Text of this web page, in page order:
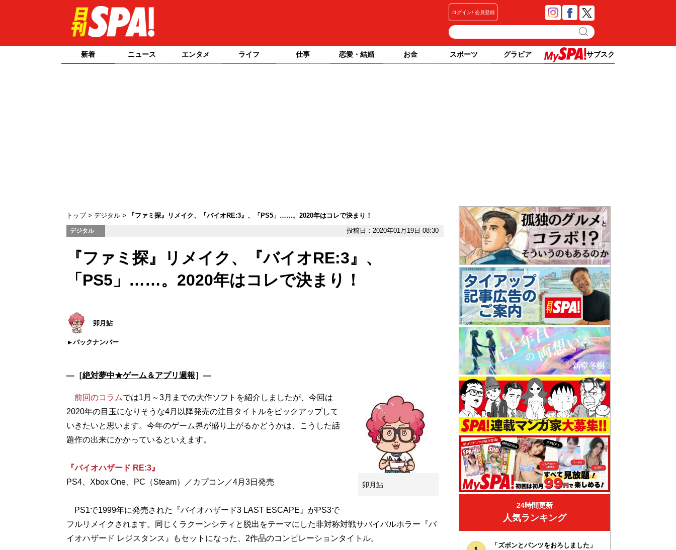
ログイン 会員登録
新着 ニュース エンタメ ライフ 仕事 恋愛・結婚 お金 スポーツ グラビア サブスク
トップ デジタル 『ファミ探』リメイク、『バイオRE:3』、「PS5」……。2020年はコレで決まり！
デジタル 投稿日：2020年01月19日 08:30
『ファミ探』リメイク、『バイオRE:3』、
「PS5」……。2020年はコレで決まり！
卯月鮎
バックナンバー
―［絶対夢中★ゲーム＆アプリ週報］―
卯月鮎
前回のコラムでは1月～3月までの大作ソフトを紹介しましたが、今回は
2020年の目玉になりそうな4月以降発売の注目タイトルをピックアップして
いきたいと思います。今年のゲーム界が盛り上がるかどうかは、こうした話
題作の出来にかかっているといえます。
『バイオハザード RE:3』
PS4、Xbox One、PC（Steam）／カプコン／4月3日発売
PS1で1999年に発売された『バイオハザード3 LAST ESCAPE』がPS3で
フルリメイクされます。同じくラクーンシティと脱出をテーマにした非対称対戦サバイバルホラー『バ
イオハザード レジスタンス』もセットになった、2作品のコンピレーションタイトル。
24時間更新
人気ランキング
「ズボンとパンツをおろしました」